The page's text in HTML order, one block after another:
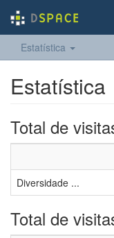
Estatística
Estatística
Total de
Diversidade ...
Total de